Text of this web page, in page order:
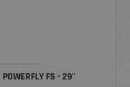
FS - 29"